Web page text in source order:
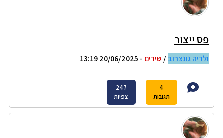
פס ייצור
ולריה גונצרוב/ שירים - 20/06/2025 13:19
4
תגובות
247
צפיות